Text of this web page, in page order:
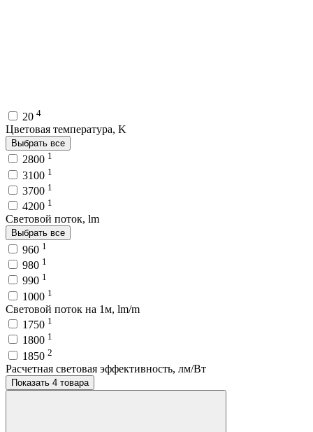
20 4
Цветовая температура, K
Выбрать все
2800 1
3100 1
3700 1
4200 1
Световой поток, lm
Выбрать все
960 1
980 1
990 1
1000 1
Световой поток на 1м, lm/m
1750 1
1800 1
1850 2
Расчетная световая эффективность, лм/Вт
Показать 4 товара